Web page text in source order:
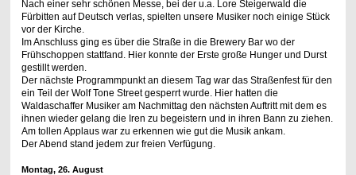
Nach einer sehr schönen Messe, bei der u.a. Lore Steigerwald die
Fürbitten auf Deutsch verlas, spielten unsere Musiker noch einige Stück
vor der Kirche.
Im Anschluss ging es über die Straße in die Brewery Bar wo der
Frühschoppen stattfand. Hier konnte der Erste große Hunger und Durst
gestillt werden.
Der nächste Programmpunkt an diesem Tag war das Straßenfest für den
ein Teil der Wolf Tone Street gesperrt wurde. Hier hatten die
Waldaschaffer Musiker am Nachmittag den nächsten Auftritt mit dem es
ihnen wieder gelang die Iren zu begeistern und in ihren Bann zu ziehen.
Am tollen Applaus war zu erkennen wie gut die Musik ankam.
Der Abend stand jedem zur freien Verfügung.
Montag, 26. August